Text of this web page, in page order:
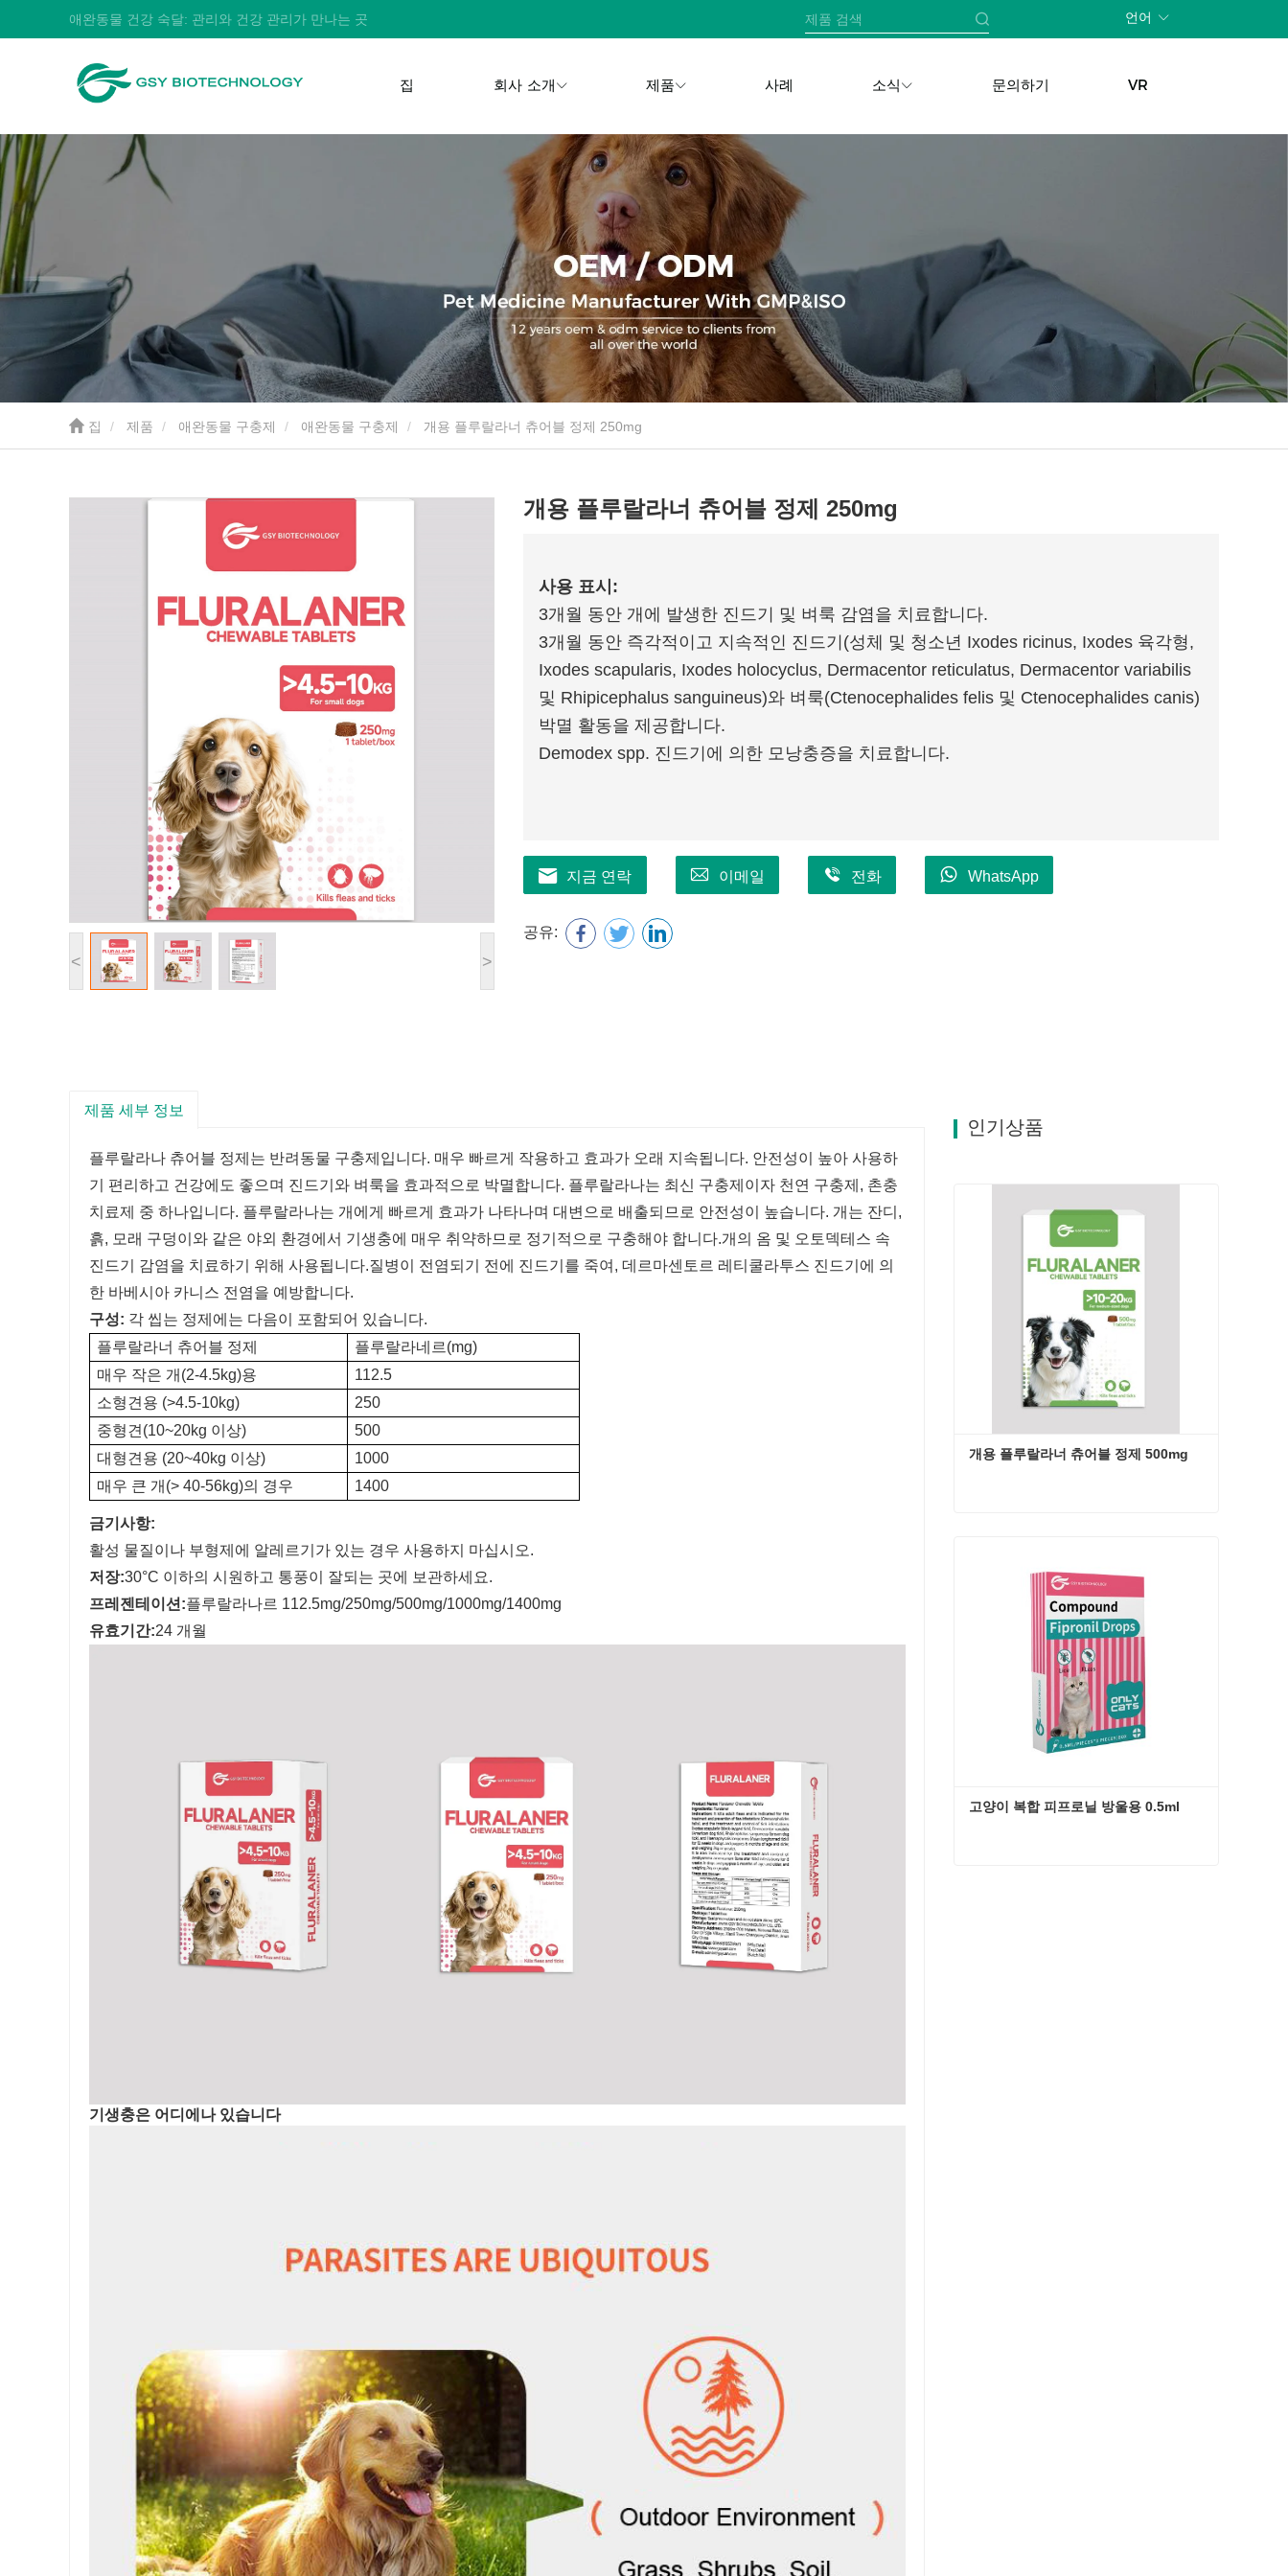
애완동물 건강 숙달: 관리와 건강 관리가 만나는 곳 언어
집 회사 소개 제품 사례 소식 문의하기 VR
집 제품 애완동물 구충제 애완동물 구충제 개용 플루랄라너 츄어블 정제 250mg
< >
개용 플루랄라너 츄어블 정제 250mg
사용 표시:
3개월 동안 개에 발생한 진드기 및 벼룩 감염을 치료합니다.
3개월 동안 즉각적이고 지속적인 진드기(성체 및 청소년 Ixodes ricinus, Ixodes 육각형,
Ixodes scapularis, Ixodes holocyclus, Dermacentor reticulatus, Dermacentor variabilis
및 Rhipicephalus sanguineus)와 벼룩(Ctenocephalides felis 및 Ctenocephalides canis)
박멸 활동을 제공합니다.
Demodex spp. 진드기에 의한 모낭충증을 치료합니다.
지금 연락 이메일 전화 WhatsApp
공유:
제품 세부 정보
플루랄라나 츄어블 정제는 반려동물 구충제입니다. 매우 빠르게 작용하고 효과가 오래 지속됩니다. 안전성이 높아 사용하
기 편리하고 건강에도 좋으며 진드기와 벼룩을 효과적으로 박멸합니다. 플루랄라나는 최신 구충제이자 천연 구충제, 촌충
치료제 중 하나입니다. 플루랄라나는 개에게 빠르게 효과가 나타나며 대변으로 배출되므로 안전성이 높습니다. 개는 잔디,
흙, 모래 구덩이와 같은 야외 환경에서 기생충에 매우 취약하므로 정기적으로 구충해야 합니다.개의 옴 및 오토덱테스 속
진드기 감염을 치료하기 위해 사용됩니다.질병이 전염되기 전에 진드기를 죽여, 데르마센토르 레티쿨라투스 진드기에 의
한 바베시아 카니스 전염을 예방합니다.
구성: 각 씹는 정제에는 다음이 포함되어 있습니다.
플루랄라너 츄어블 정제
플루랄라네르(mg)
매우 작은 개(2-4.5kg)용
112.5
소형견용 (>4.5-10kg)
250
중형견(10~20kg 이상)
500
대형견용 (20~40kg 이상)
1000
매우 큰 개(> 40-56kg)의 경우
1400
금기사항:
활성 물질이나 부형제에 알레르기가 있는 경우 사용하지 마십시오.
저장:30°C 이하의 시원하고 통풍이 잘되는 곳에 보관하세요.
프레젠테이션:플루랄라나르 112.5mg/250mg/500mg/1000mg/1400mg
유효기간:24 개월
기생충은 어디에나 있습니다
인기상품
개용 플루랄라너 츄어블 정제 500mg
지금 연락
고양이 복합 피프로닐 방울용 0.5ml